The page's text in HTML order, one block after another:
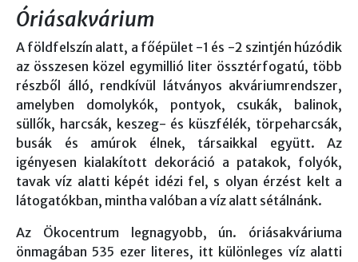
Óriásakvárium
A földfelszín alatt, a főépület -1 és -2 szintjén húzódik
az összesen közel egymillió liter össztérfogatú, több
részből álló, rendkívül látványos akváriumrendszer,
amelyben domolykók, pontyok, csukák, balinok,
süllők, harcsák, keszeg- és küszfélék, törpeharcsák,
busák és amúrok élnek, társaikkal együtt. Az
igényesen kialakított dekoráció a patakok, folyók,
tavak víz alatti képét idézi fel, s olyan érzést kelt a
látogatókban, mintha valóban a víz alatt sétálnánk.
Az Ökocentrum legnagyobb, ún. óriásakváriuma
önmagában 535 ezer literes, itt különleges víz alatti